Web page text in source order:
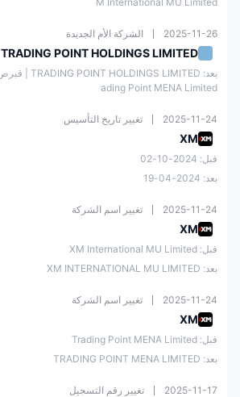
2025-11-26 الشركة الأم الجديدة
TRADING POINT HOLDINGS LIMITED
ading Point MENA Limited
2025-11-24 تغيير تاريخ التأسيس
XM
قبل: 2024-10-02
بعد: 2024-04-19
2025-11-24 تغيير اسم الشركة
XM
قبل: XM International MU Limited
بعد: XM INTERNATIONAL MU LIMITED
2025-11-24 تغيير اسم الشركة
XM
قبل: Trading Point MENA Limited
بعد: TRADING POINT MENA LIMITED
2025-11-17 تغيير رقم التسجيل